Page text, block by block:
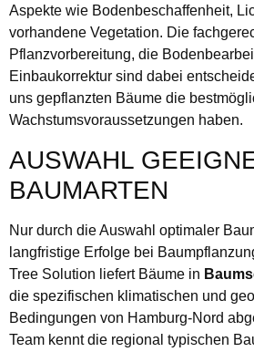
Aspekte wie Bodenbeschaffenheit,
vorhandene Vegetation. Die
Pflanzvorbereitung, die
Einbaukorrektur sind dabei
uns gepflanzten Bäume die
Wachstumsvoraussetzungen haben.
AUSWAHL
BAUMARTEN
Nur durch die Auswahl optimaler
langfristige Erfolge bei
Tree Solution liefert Bäume in
die spezifischen klimatischen und
Bedingungen von Hamburg-Nord
Team kennt die regional typischen